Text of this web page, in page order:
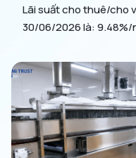
Tính toán
Văn bản pháp luật
Quy tắc Đạo đức và Ứng
Chính sách Bảo vệ
Lãi suất cho thuê/cho
30/06/2026 là: 9.48%/
cho vay của BSL tại
các hợp đồng có